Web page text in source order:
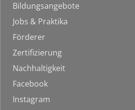
Bildungsangebote
Jobs & Praktika
Förderer
Zertifizierung
Nachhaltigkeit
Facebook
Instagram